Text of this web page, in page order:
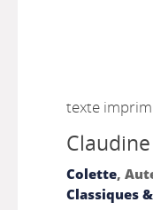
texte
Colette,
Classiques